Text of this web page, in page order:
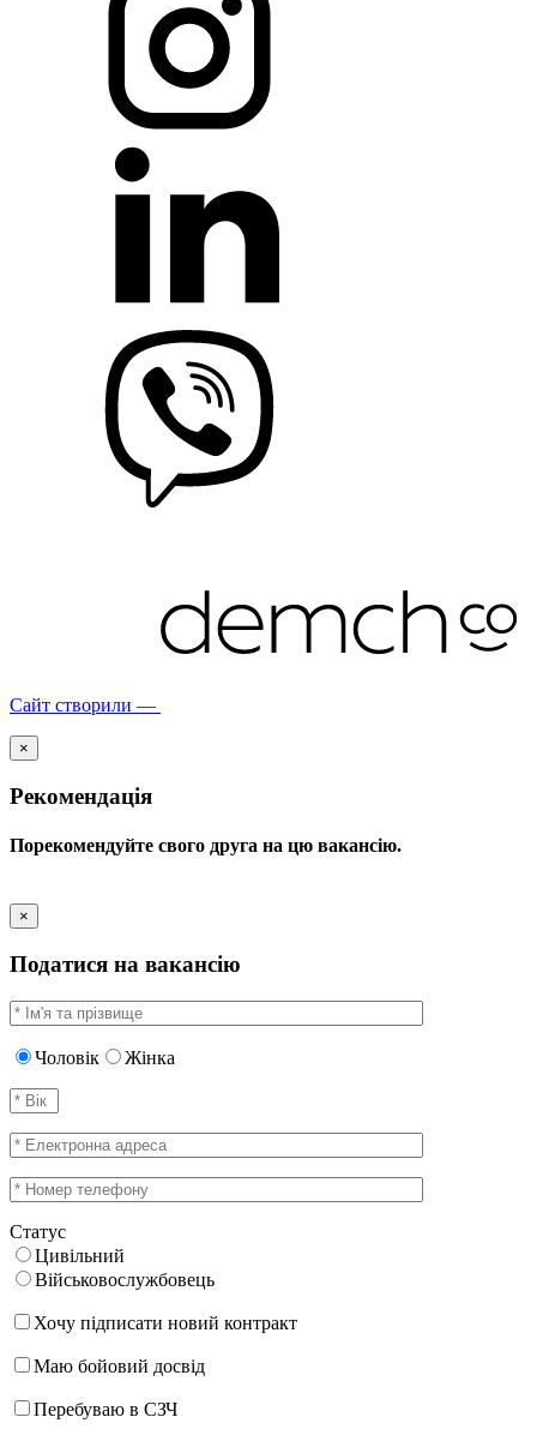
Сайт створили —
×
Рекомендація
Порекомендуйте свого друга на цю вакансію.
×
Податися на вакансію
Чоловік Жінка
Статус
Цивільний
Військовослужбовець
Хочу підписати новий контракт
Маю бойовий досвід
Перебуваю в СЗЧ